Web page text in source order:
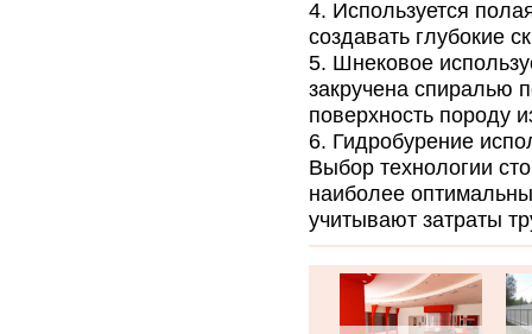
Используется
создавать глубокие
Шнековое
закручена спиралью
поверхность породу
Гидробурение
Выбор технологии
наиболее
учитывают затраты